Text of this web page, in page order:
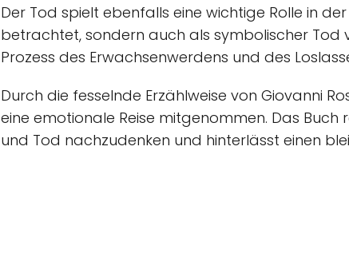
Der Tod spielt ebenfalls eine wichtige Rolle in
betrachtet, sondern auch als symbolischer Tod
Prozess des Erwachsenwerdens und des
Durch die fesselnde Erzählweise von Giovanni
eine emotionale Reise mitgenommen. Das
und Tod nachzudenken und hinterlässt einen